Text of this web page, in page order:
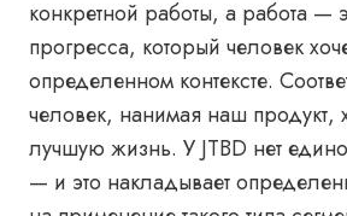
конкретной работы, а работа —
прогресса, который человек
определенном контексте.
человек, нанимая наш продукт,
лучшую жизнь. У JTBD нет
— и это накладывает